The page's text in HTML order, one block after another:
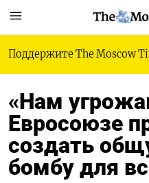
Поддержите The Moscow
«Нам
Евросоюзе
создать
бомбу для